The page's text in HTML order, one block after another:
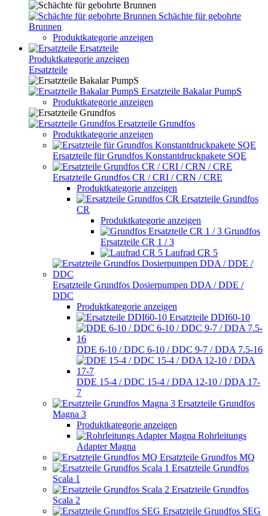
Schächte für gebohrte
Brunnen
Produktkategorie anzeigen
Ersatzteile
Produktkategorie anzeigen
Ersatzteile
Ersatzteile Bakalar PumpS
Produktkategorie anzeigen
Ersatzteile Grundfos
Produktkategorie anzeigen
Ersatzteile für Grundfos Konstantdruckpakete SQE
Ersatzteile Grundfos CR / CRI / CRN / CRE
Produktkategorie anzeigen
Ersatzteile Grundfos
CR
Produktkategorie anzeigen
Grundfos
Ersatzteile CR 1 / 3
Laufrad CR 5
Ersatzteile Grundfos Dosierpumpen DDA / DDE /
DDC
Produktkategorie anzeigen
Ersatzteile DDI60-10
DDE 6-10 / DDC 6-10 / DDC 9-7 / DDA 7.5-16
DDE 15-4 / DDC 15-4 / DDA 12-10 / DDA 17-
7
Ersatzteile Grundfos
Magna 3
Produktkategorie anzeigen
Rohrleitungs
Adapter Magna
Ersatzteile Grundfos MQ
Ersatzteile Grundfos
Scala 1
Ersatzteile Grundfos
Scala 2
Ersatzteile Grundfos SEG